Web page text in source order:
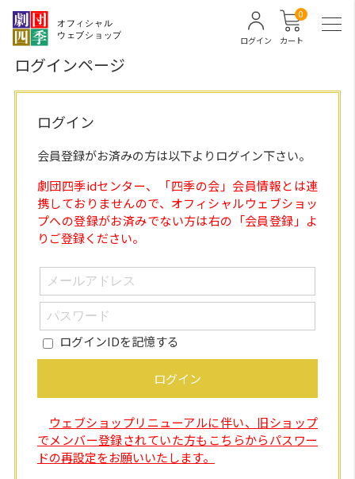
カート
0
ログイン
ログインページ
ログイン
会員登録がお済みの方は以下よりログイン下さい。
劇団四季idセンター、「四季の会」会員情報とは連
携しておりませんので、オフィシャルウェブショッ
プへの登録がお済みでない方は右の「会員登録」よ
りご登録ください。
ログインIDを記憶する
ログイン
ウェブショップリニューアルに伴い、旧ショップ
でメンバー登録されていた方もこちらからパスワー
ドの再設定をお願いいたします。